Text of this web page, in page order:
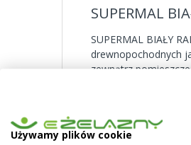
SUPERMAL
SUPERMAL BIAŁY
drewnopochodnych
zewnątrz
przyczepną do
SUPERMAL biały
dodatkiem sykatyw,
Używamy plików cookie